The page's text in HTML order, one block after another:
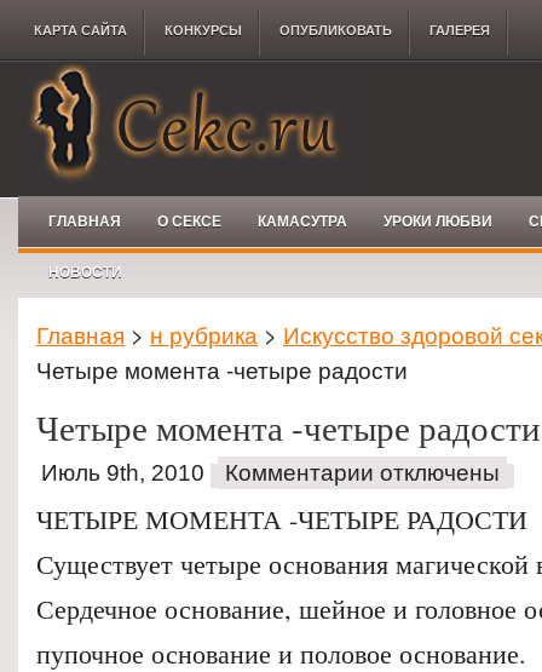
КАРТА САЙТА КОНКУРCЫ ОПУБЛИКОВАТЬ ГАЛЕРЕЯ
ГЛАВНАЯ О СЕКСЕ КАМАСУТРА УРОКИ ЛЮБВИ
НОВОСТИ
Главная > н рубрика > Искусство здоровой
Четыре момента -четыре радости
Четыре момента -четыре радости
Июль 9th, 2010 Комментарии отключены
ЧЕТЫРЕ МОМЕНТА -ЧЕТЫРЕ РАДОСТИ
Существует четыре основания магической
Сердечное основание, шейное и головное
пупочное основание и половое основание.